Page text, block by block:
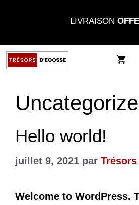
LIVRAISON
Hello world!
juillet 9, 2021 par
Welcome to WordPress.